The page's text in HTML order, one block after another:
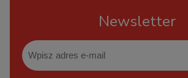
Newsletter